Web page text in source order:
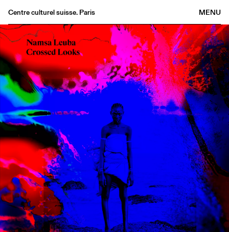
MENU
Centre culturel suisse. Paris
Agenda
Bookshop
Buvette
Archives
Medias
Publications
FR /EN